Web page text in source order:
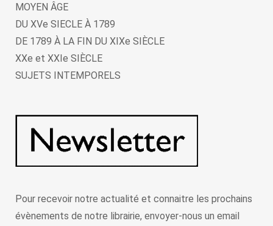
MOYEN ÂGE
DU XVe SIECLE À 1789
DE 1789 À LA FIN DU XIXe SIÈCLE
XXe et XXIe SIÈCLE
SUJETS INTEMPORELS
Pour recevoir notre actualité et connaitre les prochains
évènements de notre librairie, envoyer-nous un email